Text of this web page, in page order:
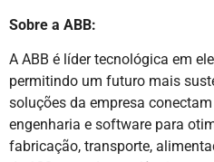
Sobre a ABB:
A ABB é líder tecnológica em
permitindo um futuro mais
soluções da empresa
engenharia e software para
fabricação, transporte,